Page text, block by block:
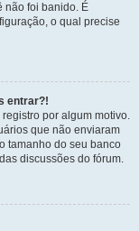
não foi banido. É
o qual precise
entrar?!
por algum motivo.
que não enviaram
tamanho do seu banco
discussões do fórum.